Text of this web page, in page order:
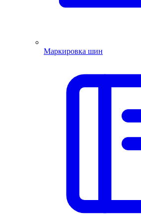
Маркировка шин